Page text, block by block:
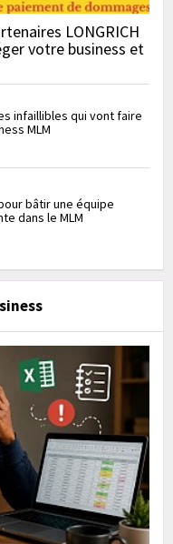
LONGRICH
votre business et
infaillibles qui vont faire
MLM
bâtir une équipe
dans le MLM